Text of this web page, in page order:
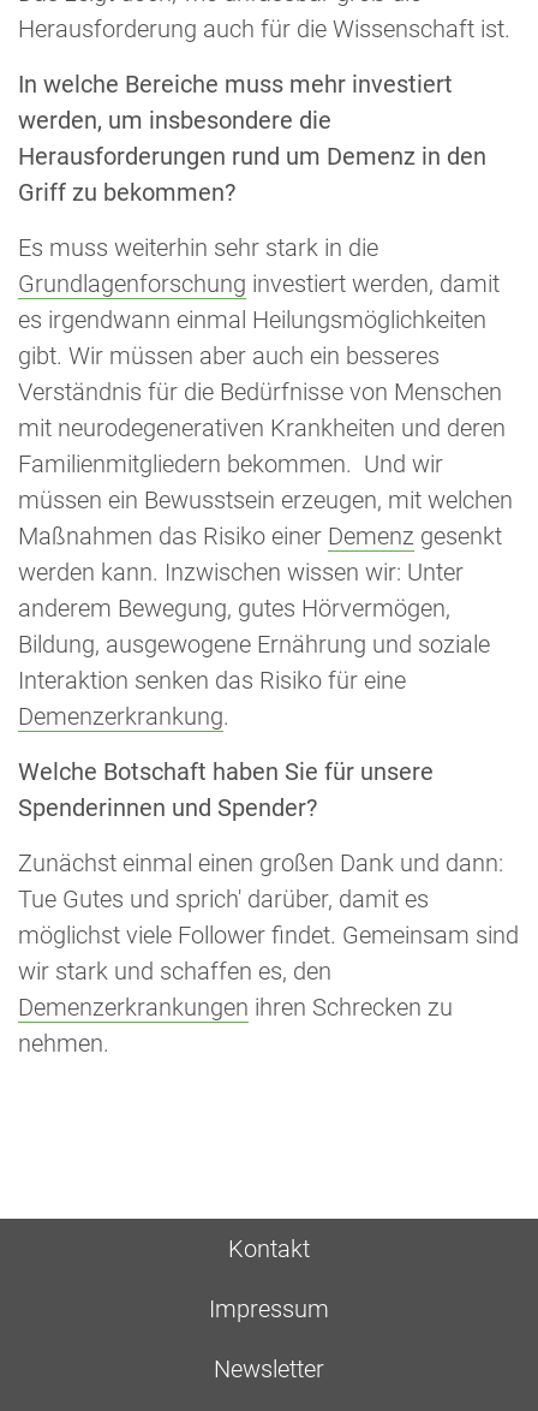
Herausforderung auch für die Wissenschaft ist.
In welche Bereiche muss mehr investiert
werden, um insbesondere die
Herausforderungen rund um Demenz in den
Griff zu bekommen?
Es muss weiterhin sehr stark in die
Grundlagenforschung investiert werden, damit
es irgendwann einmal Heilungsmöglichkeiten
gibt. Wir müssen aber auch ein besseres
Verständnis für die Bedürfnisse von Menschen
mit neurodegenerativen Krankheiten und deren
Familienmitgliedern bekommen. Und wir
müssen ein Bewusstsein erzeugen, mit welchen
Maßnahmen das Risiko einer Demenz gesenkt
werden kann. Inzwischen wissen wir: Unter
anderem Bewegung, gutes Hörvermögen,
Bildung, ausgewogene Ernährung und soziale
Interaktion senken das Risiko für eine
Demenzerkrankung.
Welche Botschaft haben Sie für unsere
Spenderinnen und Spender?
Zunächst einmal einen großen Dank und dann:
Tue Gutes und sprich' darüber, damit es
möglichst viele Follower findet. Gemeinsam sind
wir stark und schaffen es, den
Demenzerkrankungen ihren Schrecken zu
nehmen.
Kontakt
Impressum
Newsletter